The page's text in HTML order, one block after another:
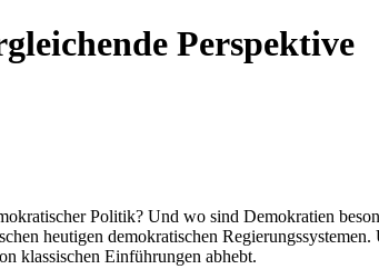
Perspektive
Politik? Und wo sind Demokratien
heutigen demokratischen Regierungssystemen.
klassischen Einführungen abhebt.